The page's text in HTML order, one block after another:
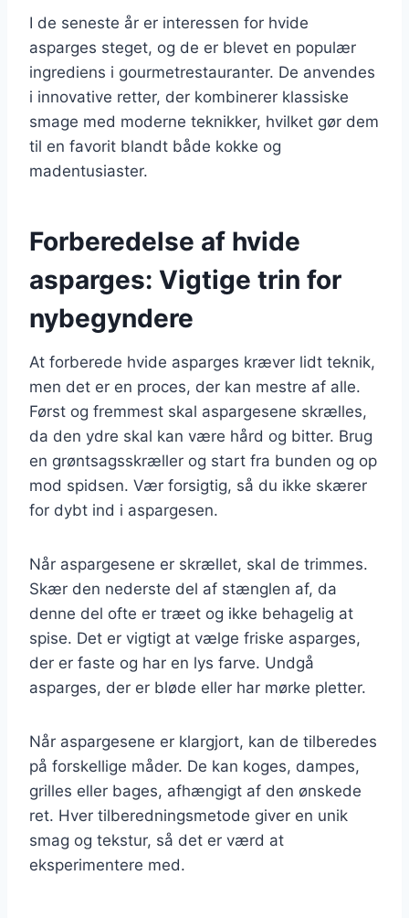
I de seneste år er interessen for hvide
asparges steget, og de er blevet en populær
ingrediens i gourmetrestauranter. De anvendes
i innovative retter, der kombinerer klassiske
smage med moderne teknikker, hvilket gør dem
til en favorit blandt både kokke og
madentusiaster.
Forberedelse af hvide
asparges: Vigtige trin for
nybegyndere
At forberede hvide asparges kræver lidt teknik,
men det er en proces, der kan mestre af alle.
Først og fremmest skal aspargesene skrælles,
da den ydre skal kan være hård og bitter. Brug
en grøntsagsskræller og start fra bunden og op
mod spidsen. Vær forsigtig, så du ikke skærer
for dybt ind i aspargesen.
Når aspargesene er skrællet, skal de trimmes.
Skær den nederste del af stænglen af, da
denne del ofte er træet og ikke behagelig at
spise. Det er vigtigt at vælge friske asparges,
der er faste og har en lys farve. Undgå
asparges, der er bløde eller har mørke pletter.
Når aspargesene er klargjort, kan de tilberedes
på forskellige måder. De kan koges, dampes,
grilles eller bages, afhængigt af den ønskede
ret. Hver tilberedningsmetode giver en unik
smag og tekstur, så det er værd at
eksperimentere med.